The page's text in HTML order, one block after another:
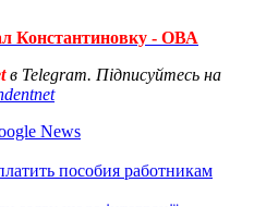
Константиновку - ОВА
в Telegram. Підписуйтесь на
News
пособия работникам